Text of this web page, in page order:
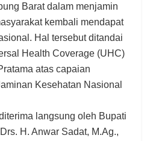
Barat dalam menjamin
kembali mendapat
Hal tersebut ditandai
Health Coverage (UHC)
atas capaian
Kesehatan Nasional
langsung oleh Bupati
H. Anwar Sadat, M.Ag.,